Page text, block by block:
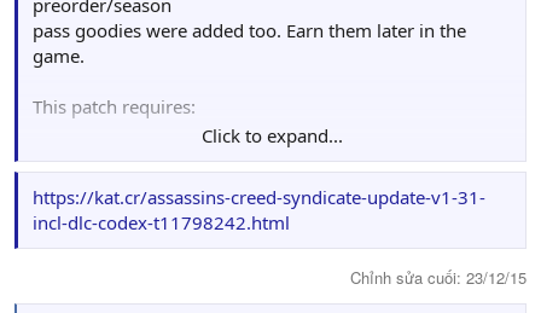
preorder/season
pass goodies were added too. Earn them later in the
game.
This patch requires:
Assassins.Creed.Syndicate-CODEX
Click to expand...
https://kat.cr/assassins-creed-syndicate-update-v1-31-
incl-dlc-codex-t11798242.html
Chỉnh sửa cuối: 23/12/15